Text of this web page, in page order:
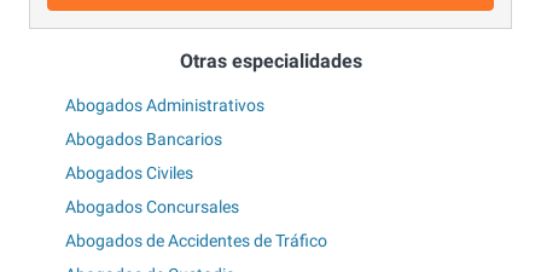
Otras especialidades
Abogados Administrativos
Abogados Bancarios
Abogados Civiles
Abogados Concursales
Abogados de Accidentes de Tráfico